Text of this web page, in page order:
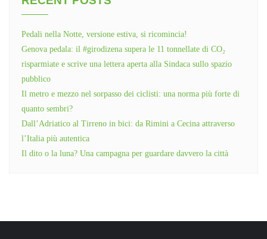
Pedali nella Notte, versione estiva, si ricomincia!
Genova pedala: il #girodizena supera le 11 tonnellate di CO₂
risparmiate e scrive una lettera aperta alla Sindaca sullo spazio
pubblico
Il metro e mezzo nel sorpasso dei ciclisti: una norma più forte di
quanto sembri?
Dall’Adriatico al Tirreno in bici: da Rimini a Cecina attraverso
l’Italia più autentica
Il dito o la luna? Una campagna per guardare davvero la città